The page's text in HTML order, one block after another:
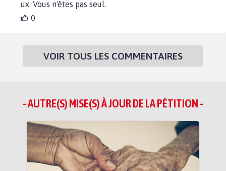
ux. Vous n'êtes pas seul.
0
VOIR TOUS LES COMMENTAIRES
- AUTRE(S) MISE(S) À JOUR DE LA PÉTITION -